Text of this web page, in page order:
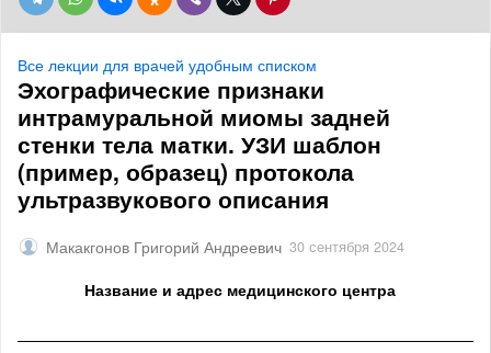
Все лекции для врачей удобным списком
Эхографические признаки
интрамуральной миомы задней
стенки тела матки. УЗИ шаблон
(пример, образец) протокола
ультразвукового описания
Макакгонов Григорий Андреевич 30 сентября 2024
Название и адрес медицинского центра